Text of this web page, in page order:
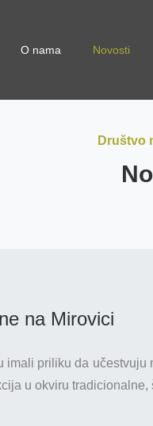
O nama Novosti
Društvo
na Mirovici
priliku da
u okviru